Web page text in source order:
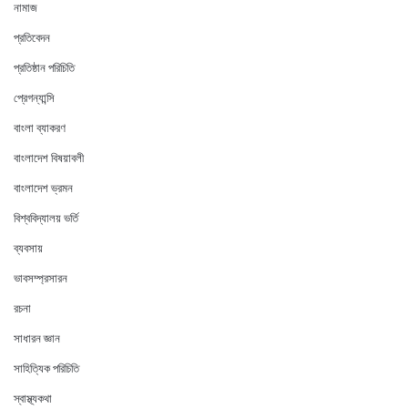
নামাজ
প্রতিবেদন
প্রতিষ্ঠান পরিচিতি
প্রেগন্যান্সি
বাংলা ব্যাকরণ
বাংলাদেশ বিষয়াবলী
বাংলাদেশ ভ্রমন
বিশ্ববিদ্যালয় ভর্তি
ব্যবসায়
ভাবসম্প্রসারন
রচনা
সাধারন জ্ঞান
সাহিত্যিক পরিচিতি
স্বাস্থ্যকথা